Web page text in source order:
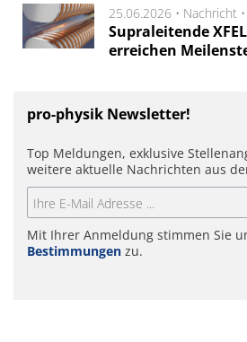
25.06.2026 • Nachricht •
Supraleitende
erreichen
pro-physik Newsletter!
Top Meldungen, exklusive
weitere aktuelle Nachrichten aus
Mit Ihrer Anmeldung stimmen Sie
Bestimmungen zu.